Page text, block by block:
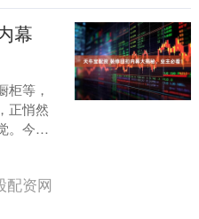
幕
柜等，
正悄然
。今
不
配资网